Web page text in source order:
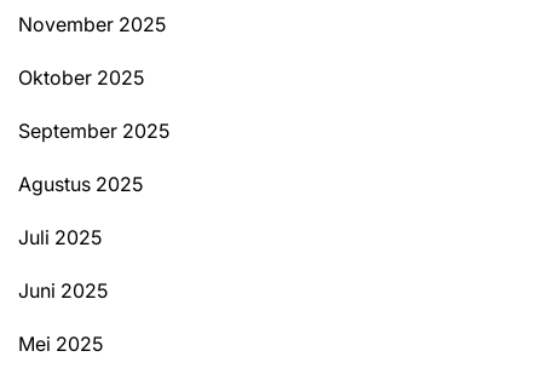
November 2025
Oktober 2025
September 2025
Agustus 2025
Juli 2025
Juni 2025
Mei 2025